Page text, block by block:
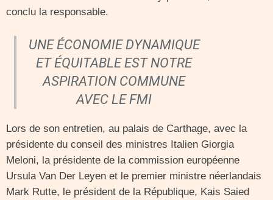
conclu la responsable.
UNE ÉCONOMIE DYNAMIQUE
ET ÉQUITABLE EST NOTRE
ASPIRATION COMMUNE
AVEC LE FMI
Lors de son entretien, au palais de Carthage, avec la
présidente du conseil des ministres Italien Giorgia
Meloni, la présidente de la commission européenne
Ursula Van Der Leyen et le premier ministre néerlandais
Mark Rutte, le président de la République, Kais Saied